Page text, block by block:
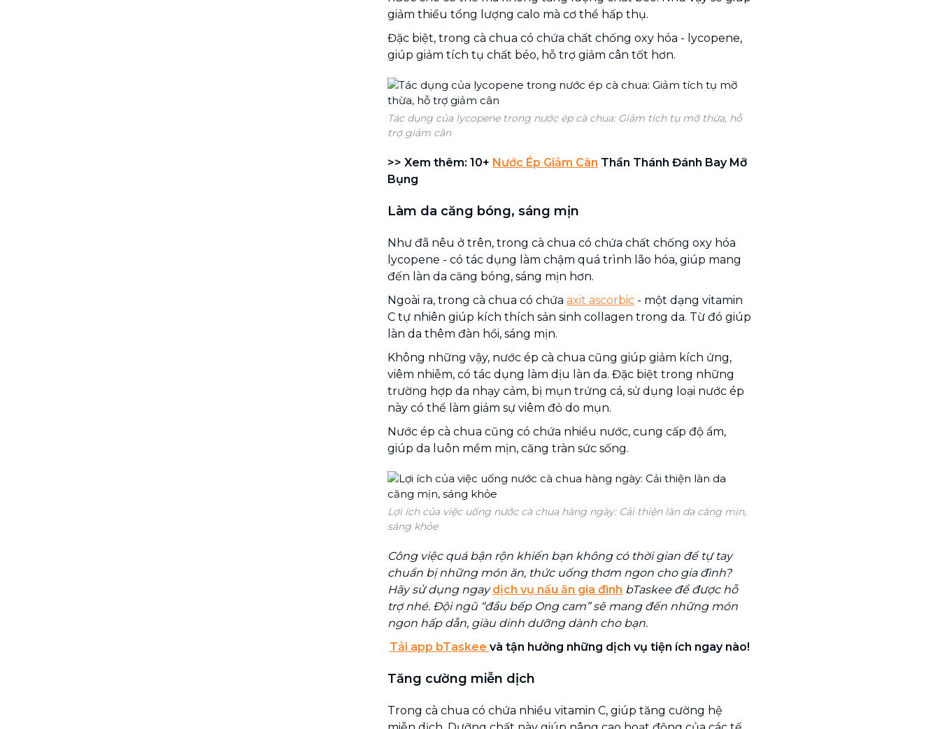
giảm thiểu tổng lượng calo mà cơ thể hấp thụ.
Đặc biệt, trong cà chua có chứa chất chống oxy hóa - lycopene,
giúp giảm tích tụ chất béo, hỗ trợ giảm cân tốt hơn.
Tác dụng của lycopene trong nước ép cà chua: Giảm tích tụ mỡ thừa, hỗ
trợ giảm cân
>> Xem thêm: 10+ Nước Ép Giảm Cân Thần Thánh Đánh Bay Mỡ
Bụng
Làm da căng bóng, sáng mịn
Như đã nêu ở trên, trong cà chua có chứa chất chống oxy hóa
lycopene - có tác dụng làm chậm quá trình lão hóa, giúp mang
đến làn da căng bóng, sáng mịn hơn.
Ngoài ra, trong cà chua có chứa axit ascorbic - một dạng vitamin
C tự nhiên giúp kích thích sản sinh collagen trong da. Từ đó giúp
làn da thêm đàn hồi, sáng mịn.
Không những vậy, nước ép cà chua cũng giúp giảm kích ứng,
viêm nhiễm, có tác dụng làm dịu làn da. Đặc biệt trong những
trường hợp da nhạy cảm, bị mụn trứng cá, sử dụng loại nước ép
này có thể làm giảm sự viêm đỏ do mụn.
Nước ép cà chua cũng có chứa nhiều nước, cung cấp độ ẩm,
giúp da luôn mềm mịn, căng tràn sức sống.
Lợi ích của việc uống nước cà chua hàng ngày: Cải thiện làn da căng mịn,
sáng khỏe
Công việc quá bận rộn khiến bạn không có thời gian để tự tay
chuẩn bị những món ăn, thức uống thơm ngon cho gia đình?
Hãy sử dụng ngaydịch vụ nấu ăn gia đình bTaskee để được hỗ
trợ nhé. Đội ngũ “đầu bếp Ong cam” sẽ mang đến những món
ngon hấp dẫn, giàu dinh dưỡng dành cho bạn.
Tải app bTaskee và tận hưởng những dịch vụ tiện ích ngay nào!
Tăng cường miễn dịch
Trong cà chua có chứa nhiều vitamin C, giúp tăng cường hệ